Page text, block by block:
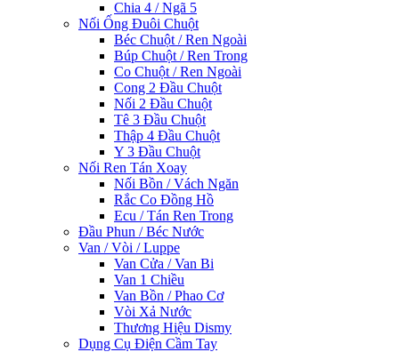
Chia 4 / Ngã 5
Nối Ống Đuôi Chuột
Béc Chuột / Ren Ngoài
Búp Chuột / Ren Trong
Co Chuột / Ren Ngoài
Cong 2 Đầu Chuột
Nối 2 Đầu Chuột
Tê 3 Đầu Chuột
Thập 4 Đầu Chuột
Y 3 Đầu Chuột
Nối Ren Tán Xoay
Nối Bồn / Vách Ngăn
Rắc Co Đồng Hồ
Ecu / Tán Ren Trong
Đầu Phun / Béc Nước
Van / Vòi / Luppe
Van Cửa / Van Bi
Van 1 Chiều
Van Bồn / Phao Cơ
Vòi Xả Nước
Thương Hiệu Dismy
Dụng Cụ Điện Cầm Tay